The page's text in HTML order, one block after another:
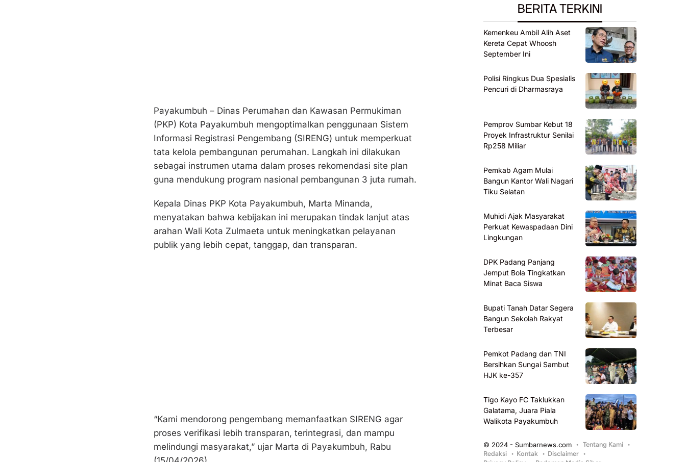
Payakumbuh – Dinas Perumahan dan Kawasan Permukiman
(PKP) Kota Payakumbuh mengoptimalkan penggunaan Sistem
Informasi Registrasi Pengembang (SIRENG) untuk memperkuat
tata kelola pembangunan perumahan. Langkah ini dilakukan
sebagai instrumen utama dalam proses rekomendasi site plan
guna mendukung program nasional pembangunan 3 juta rumah.
Kepala Dinas PKP Kota Payakumbuh, Marta Minanda,
menyatakan bahwa kebijakan ini merupakan tindak lanjut atas
arahan Wali Kota Zulmaeta untuk meningkatkan pelayanan
publik yang lebih cepat, tanggap, dan transparan.
“Kami mendorong pengembang memanfaatkan SIRENG agar
proses verifikasi lebih transparan, terintegrasi, dan mampu
melindungi masyarakat,” ujar Marta di Payakumbuh, Rabu
BERITA TERKINI
Kemenkeu Ambil Alih Aset
Kereta Cepat Whoosh
September Ini
Polisi Ringkus Dua Spesialis
Pencuri di Dharmasraya
Pemprov Sumbar Kebut 18
Proyek Infrastruktur Senilai
Rp258 Miliar
Pemkab Agam Mulai
Bangun Kantor Wali Nagari
Tiku Selatan
Muhidi Ajak Masyarakat
Perkuat Kewaspadaan Dini
Lingkungan
DPK Padang Panjang
Jemput Bola Tingkatkan
Minat Baca Siswa
Bupati Tanah Datar Segera
Bangun Sekolah Rakyat
Terbesar
Pemkot Padang dan TNI
Bersihkan Sungai Sambut
HJK ke-357
Tigo Kayo FC Taklukkan
Galatama, Juara Piala
Walikota Payakumbuh
© 2024 - Sumbarnews.com
Tentang Kami
Redaksi
Kontak
Disclaimer